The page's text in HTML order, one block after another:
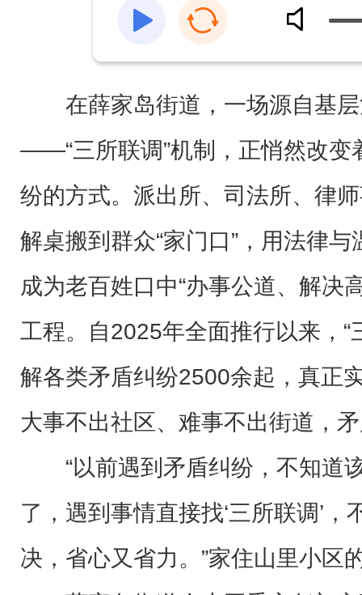
在薛家岛街道，一场源自基
——“三所联调”机制，正悄然改变
纷的方式。派出所、司法所、律
解桌搬到群众“家门口”，用法律
成为老百姓口中“办事公道、解决
工程。自2025年全面推行以来，“
解各类矛盾纠纷2500余起，真正
大事不出社区、难事不出街道，
“以前遇到矛盾纠纷，不知道
了，遇到事情直接找‘三所联调’
决，省心又省力。”家住山里小区